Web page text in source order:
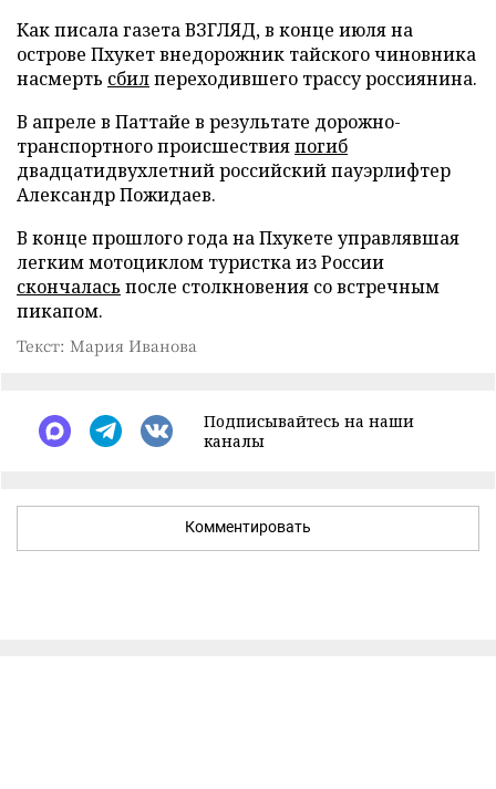
Как писала газета ВЗГЛЯД, в конце июля на
острове Пхукет внедорожник тайского чиновника
насмерть сбилпереходившего трассу россиянина.
В апреле в Паттайе в результате дорожно-
транспортного происшествияпогиб
двадцатидвухлетний российский пауэрлифтер
Александр Пожидаев.
В конце прошлого года на Пхукете управлявшая
легким мотоциклом туристка из России
скончалась после столкновения со встречным
пикапом.
Текст: Мария Иванова
Подписывайтесь на наши
каналы
Комментировать